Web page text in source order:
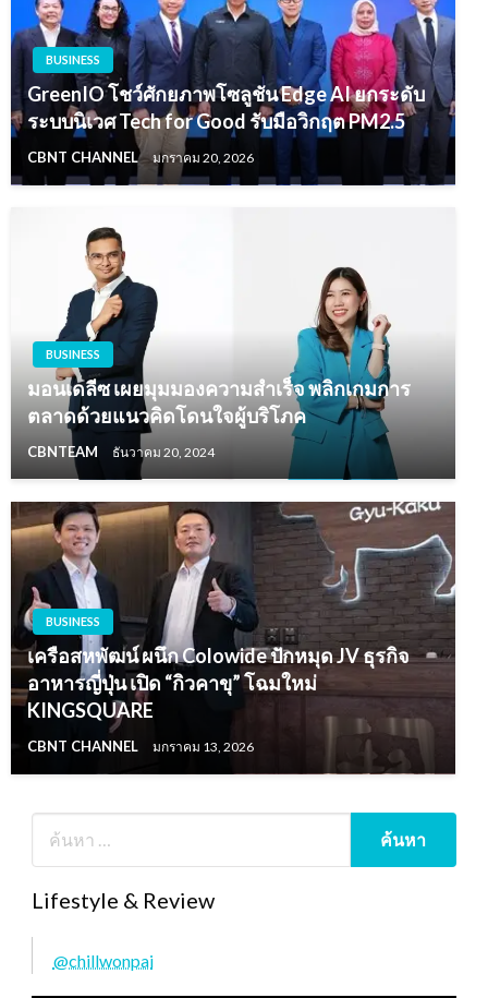
BUSINESS
GreenIO โชว์ศักยภาพโซลูชัน Edge AI ยกระดับ
ระบบนิเวศ Tech for Good รับมือวิกฤต PM2.5
CBNT CHANNEL มกราคม 20, 2026
BUSINESS
มอนเดลีซ เผยมุมมองความสำเร็จ พลิกเกมการ
ตลาดด้วยแนวคิดโดนใจผู้บริโภค
CBNTEAM ธันวาคม 20, 2024
BUSINESS
เครือสหพัฒน์ ผนึก Colowide ปักหมุด JV ธุรกิจ
อาหารญี่ปุ่น เปิด “กิวคาขุ” โฉมใหม่
KINGSQUARE
CBNT CHANNEL มกราคม 13, 2026
Lifestyle & Review
@chillwonpai